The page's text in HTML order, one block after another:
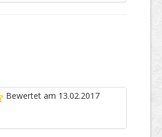
Bewertet am 13.02.2017